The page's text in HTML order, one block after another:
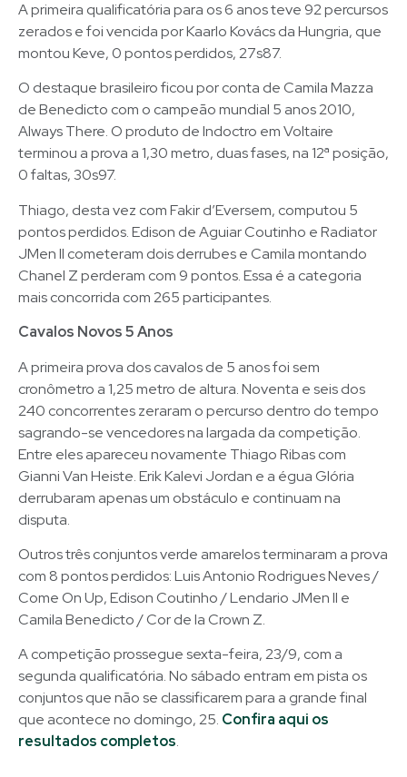
A primeira qualificatória para os 6 anos teve 92 percursos
zerados e foi vencida por Kaarlo Kovács da Hungria, que
montou Keve, 0 pontos perdidos, 27s87.
O destaque brasileiro ficou por conta de Camila Mazza
de Benedicto com o campeão mundial 5 anos 2010,
Always There. O produto de Indoctro em Voltaire
terminou a prova a 1,30 metro, duas fases, na 12ª posição,
0 faltas, 30s97.
Thiago, desta vez com Fakir d’Eversem, computou 5
pontos perdidos. Edison de Aguiar Coutinho e Radiator
JMen II cometeram dois derrubes e Camila montando
Chanel Z perderam com 9 pontos. Essa é a categoria
mais concorrida com 265 participantes.
Cavalos Novos 5 Anos
A primeira prova dos cavalos de 5 anos foi sem
cronômetro a 1,25 metro de altura. Noventa e seis dos
240 concorrentes zeraram o percurso dentro do tempo
sagrando-se vencedores na largada da competição.
Entre eles apareceu novamente Thiago Ribas com
Gianni Van Heiste. Erik Kalevi Jordan e a égua Glória
derrubaram apenas um obstáculo e continuam na
disputa.
Outros três conjuntos verde amarelos terminaram a prova
com 8 pontos perdidos: Luis Antonio Rodrigues Neves /
Come On Up, Edison Coutinho / Lendario JMen II e
Camila Benedicto / Cor de la Crown Z.
A competição prossegue sexta-feira, 23/9, com a
segunda qualificatória. No sábado entram em pista os
conjuntos que não se classificarem para a grande final
que acontece no domingo, 25. Confira aqui os
resultados completos.